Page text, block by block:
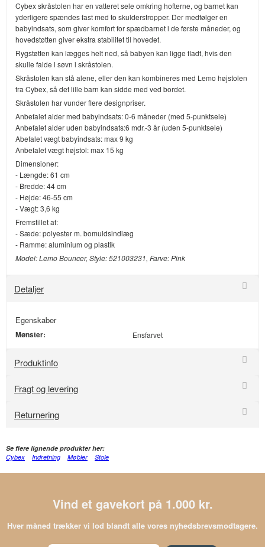
Cybex skråstolen har en vatteret sele omkring hofterne, og barnet kan
yderligere spændes fast med to skulderstropper. Der medfølger en
babyindsats, som giver komfort for spædbarnet i de første måneder, og
hovedstøtten giver ekstra stabilitet til hovedet.
Rygstøtten kan lægges helt ned, så babyen kan ligge fladt, hvis den
skulle falde i søvn i skråstolen.
Skråstolen kan stå alene, eller den kan kombineres med Lemo højstolen
fra Cybex, så det lille barn kan sidde med ved bordet.
Skråstolen har vunder flere designpriser.
Anbefalet alder med babyindsats: 0-6 måneder (med 5-punktsele)
Anbefalet alder uden babyindsats:6 mdr.-3 år (uden 5-punktsele)
Abefalet vægt babyindsats: max 9 kg
Anbefalet vægt højstol: max 15 kg
Dimensioner:
- Længde: 61 cm
- Bredde: 44 cm
- Højde: 46-55 cm
- Vægt: 3,6 kg
Fremstillet af:
- Sæde: polyester m. bomuldsindlæg
- Ramme: aluminium og plastik
Model: Lemo Bouncer, Style: 521003231, Farve: Pink
Detaljer
Egenskaber
Mønster: Ensfarvet
Produktinfo
Fragt og levering
Returnering
Se flere lignende produkter her:
Cybex
Indretning Møbler Stole
Vind et gavekort på 1.000 kr.
Hver måned trækker vi lod blandt alle vores nyhedsbrevsmodtagere.